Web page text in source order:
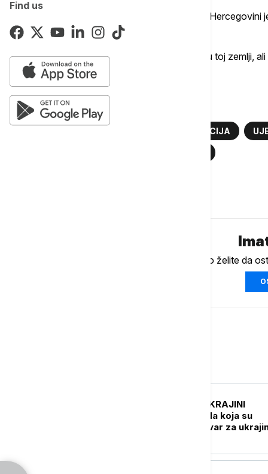
Find us
Prema njegovim rečima situacija u Bosni i
da Savet bezbednosti to primi k znanju".
"Ne mislim da postoji bezbednosna kriza u toj zemlji,
konsultacijama", rekao je Žbogar.
Više o...
SAVET BEZBEDNOSTI UJEDINJENIH NACIJA
Ukoliko želite da
Pogođena tri broda koja su
prevozila vojni tovar za